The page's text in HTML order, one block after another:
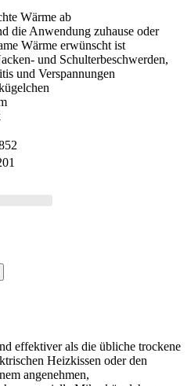
Wärme ab
die Anwendung zuhause oder
Wärme erwünscht ist
und Schulterbeschwerden,
und Verspannungen
effektiver als die übliche trockene
Heizkissen oder den
angenehmen,